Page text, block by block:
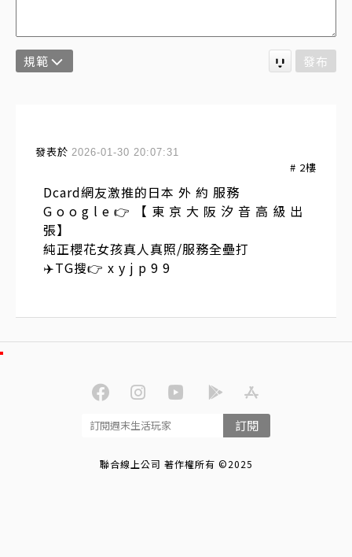
規範 發布
發表於 2026-01-30 20:07:31
# 2樓
Dcard網友激推的日本 外 約 服務
G o o g l e 👉 【 東 京 大 阪 汐 音 高 級 出
張】
純正櫻花女孩真人真照/服務全壘打
✈️TG搜👉 x y j p 9 9
訂閱
聯合線上公司 著作權所有 ©2025